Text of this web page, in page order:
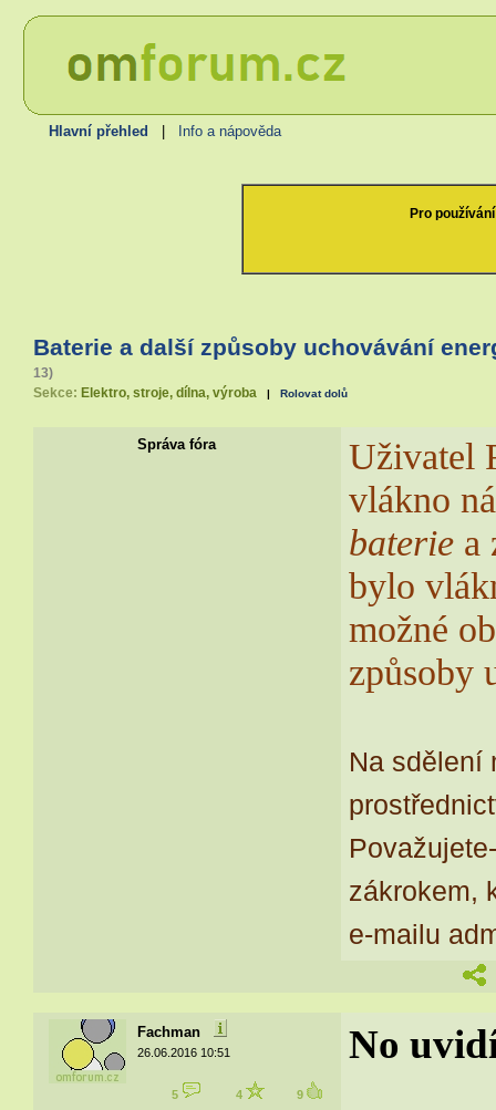
Hlavní přehled Info a nápověda
Pro
Baterie a další způsoby uchovávání
13)
Sekce: Elektro, stroje, dílna, výroba | Rolovat dolů
Správa fóra
Uživatel
vlákno
baterie a
bylo
možné
způsoby
Na sdělení
zákrokem,
e-mailu
Fachman
26.06.2016 10:51
5 4 9
No